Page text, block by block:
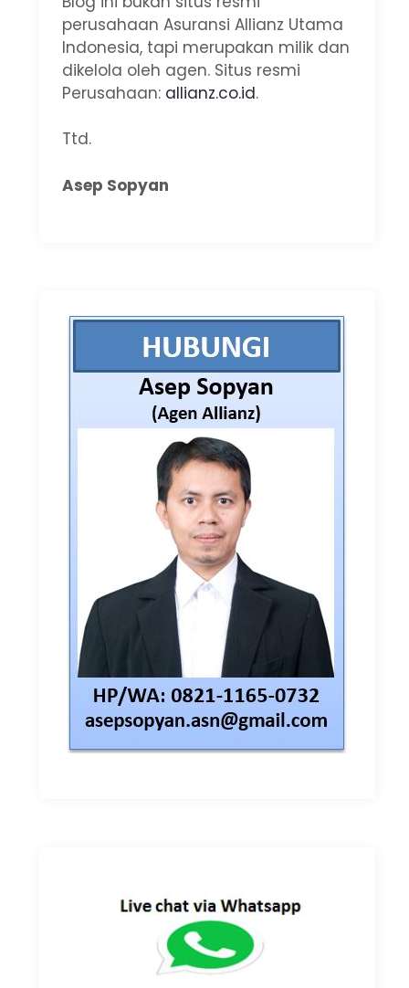
perusahaan Asuransi Allianz Utama
Indonesia, tapi merupakan milik dan
dikelola oleh agen. Situs resmi
Perusahaan: allianz.co.id.
Ttd.
Asep Sopyan